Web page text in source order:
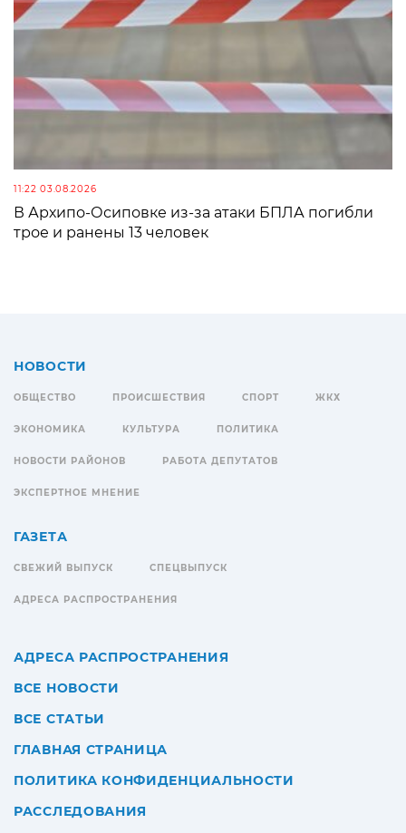
11:22 03.08.2026
В Архипо-Осиповке из-за атаки БПЛА погибли
трое и ранены 13 человек
НОВОСТИ
ОБЩЕСТВО ПРОИСШЕСТВИЯ СПОРТ ЖКХ
ЭКОНОМИКА КУЛЬТУРА ПОЛИТИКА
НОВОСТИ РАЙОНОВ РАБОТА ДЕПУТАТОВ
ЭКСПЕРТНОЕ МНЕНИЕ
ГАЗЕТА
СВЕЖИЙ ВЫПУСК СПЕЦВЫПУСК
АДРЕСА РАСПРОСТРАНЕНИЯ
АДРЕСА РАСПРОСТРАНЕНИЯ
ВСЕ НОВОСТИ
ВСЕ СТАТЬИ
ГЛАВНАЯ СТРАНИЦА
ПОЛИТИКА КОНФИДЕНЦИАЛЬНОСТИ
РАССЛЕДОВАНИЯ